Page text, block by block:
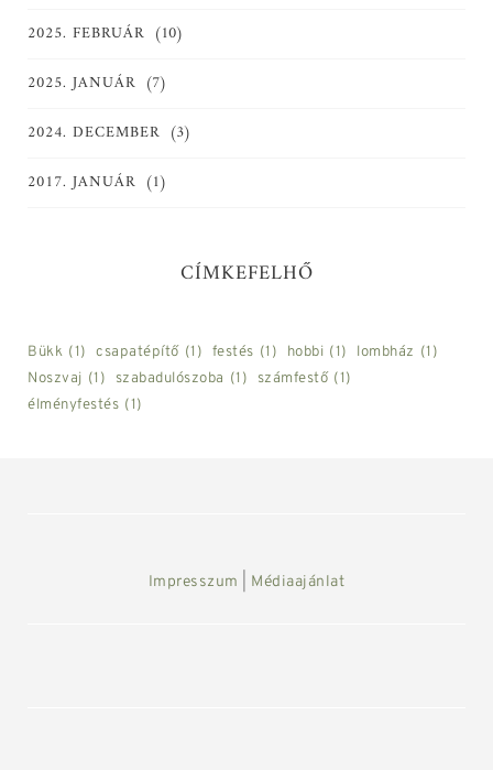
2025. FEBRUÁR (10)
2025. JANUÁR (7)
2024. DECEMBER (3)
2017. JANUÁR (1)
CÍMKEFELHŐ
Bükk (1) csapatépítő (1) festés (1) hobbi (1) lombház (1)
Noszvaj (1) szabadulószoba (1) számfestő (1)
élményfestés (1)
Impresszum Médiaajánlat